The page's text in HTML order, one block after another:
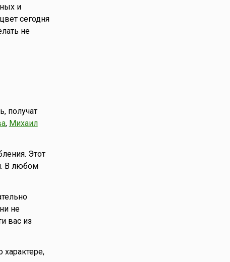
и
сегодня
не
получат
, Михаил
Этот
В любом
не
вас из